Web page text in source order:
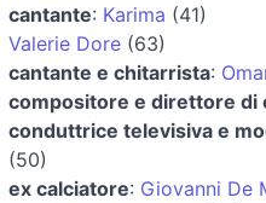
cantante: Karima (41)
Valerie Dore (63)
cantante e chitarrista:
compositore e direttore di
conduttrice televisiva e
(50)
ex calciatore: Giovanni De